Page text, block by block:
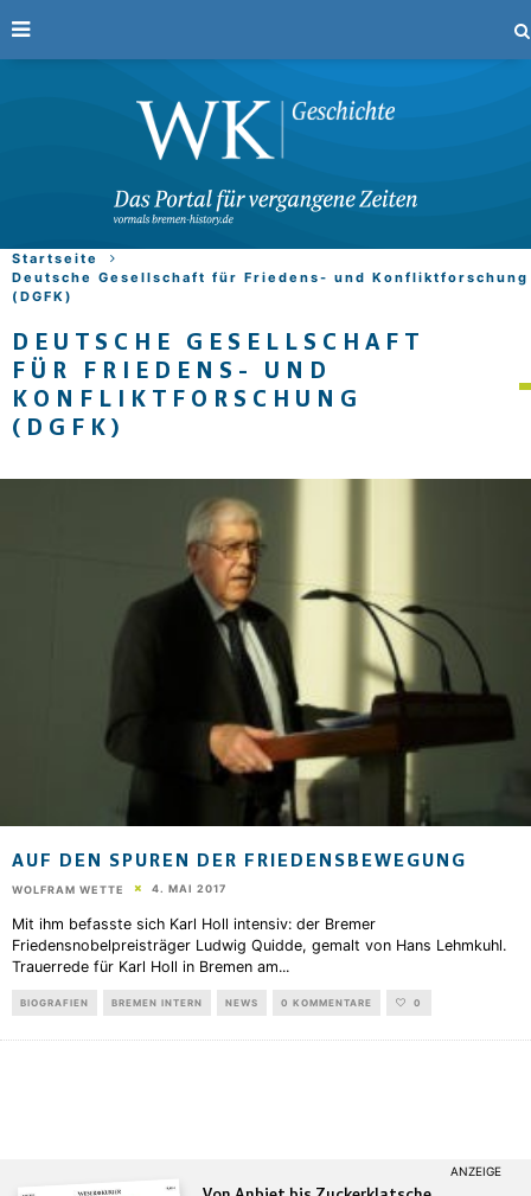
Startseite
Deutsche Gesellschaft für Friedens- und Konfliktforschung
(DGFK)
DEUTSCHE GESELLSCHAFT
FÜR FRIEDENS- UND
KONFLIKTFORSCHUNG
(DGFK)
AUF DEN SPUREN DER FRIEDENSBEWEGUNG
WOLFRAM WETTE 4. MAI 2017
Mit ihm befasste sich Karl Holl intensiv: der Bremer
Friedensnobelpreisträger Ludwig Quidde, gemalt von Hans Lehmkuhl.
Trauerrede für Karl Holl in Bremen am...
BIOGRAFIEN BREMEN INTERN NEWS 0 KOMMENTARE 0